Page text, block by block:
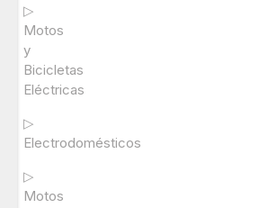
▷
Motos
y
Bicicletas
Eléctricas
▷
Electrodomésticos
▷
Motos